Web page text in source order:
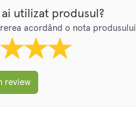
ai utilizat produsul?
acordând o nota produsului
review